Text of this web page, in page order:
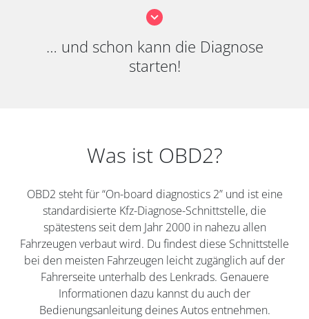
… und schon kann die Diagnose
starten!
Was ist OBD2?
OBD2 steht für “On-board diagnostics 2” und ist eine
standardisierte Kfz-Diagnose-Schnittstelle, die
spätestens seit dem Jahr 2000 in nahezu allen
Fahrzeugen verbaut wird. Du findest diese Schnittstelle
bei den meisten Fahrzeugen leicht zugänglich auf der
Fahrerseite unterhalb des Lenkrads. Genauere
Informationen dazu kannst du auch der
Bedienungsanleitung deines Autos entnehmen.